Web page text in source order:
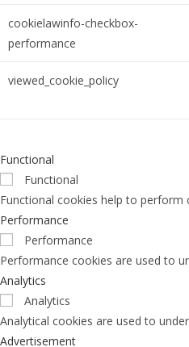
cookielawinfo-checkbox-
performance
viewed_cookie_policy
Functional
Functional
Functional cookies help to
Performance
Performance
Performance cookies are used to
Analytics
Analytics
Analytical cookies are used to
Advertisement